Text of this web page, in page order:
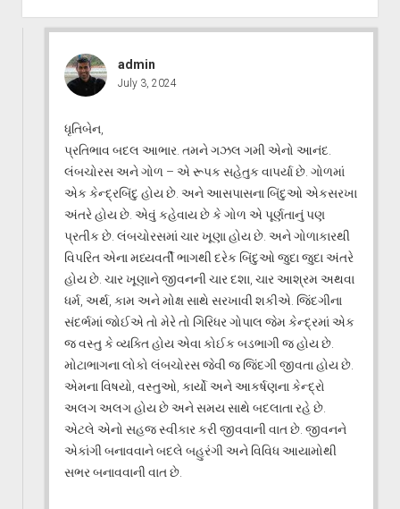
admin
July 3, 2024
ધૃતિબેન,
પ્રતિભાવ બદલ આભાર. તમને ગઝલ ગમી એનો આનંદ.
લંબચોરસ અને ગોળ – એ રૂપક સહેતુક વાપર્યા છે. ગોળમાં
એક કેન્દ્રબિંદુ હોય છે. અને આસપાસના બિંદુઓ એકસરખા
અંતરે હોય છે. એવું કહેવાય છે કે ગોળ એ પૂર્ણતાનું પણ
પ્રતીક છે. લંબચોરસમાં ચાર ખૂણા હોય છે. અને ગોળાકારથી
વિપરિત એના મધ્યવર્તી ભાગથી દરેક બિંદુઓ જુદા જુદા અંતરે
હોય છે. ચાર ખૂણાને જીવનની ચાર દશા, ચાર આશ્રમ અથવા
ધર્મ, અર્થ, કામ અને મોક્ષ સાથે સરખાવી શકીએ. જિંદગીના
સંદર્ભમાં જોઈએ તો મેરે તો ગિરિધર ગોપાલ જેમ કેન્દ્રમાં એક
જ વસ્તુ કે વ્યક્તિ હોય એવા કોઈક બડભાગી જ હોય છે.
મોટાભાગના લોકો લંબચોરસ જેવી જ જિંદગી જીવતા હોય છે.
એમના વિષયો, વસ્તુઓ, કાર્યો અને આકર્ષણના કેન્દ્રો
અલગ અલગ હોય છે અને સમય સાથે બદલાતા રહે છે.
એટલે એનો સહજ સ્વીકાર કરી જીવવાની વાત છે. જીવનને
એકાંગી બનાવવાને બદલે બહુરંગી અને વિવિધ આયામોથી
સભર બનાવવાની વાત છે.